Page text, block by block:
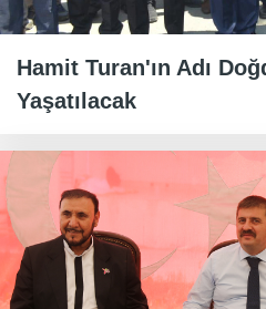
Hamit Turan'ın Adı
Yaşatılacak